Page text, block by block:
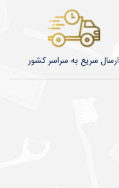
​​​​ارسال سریع به سراسر کشور